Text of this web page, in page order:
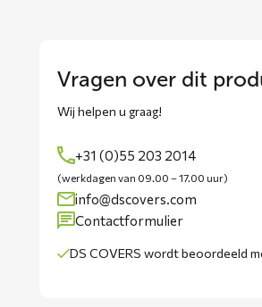
Vragen over dit
Wij helpen u graag!
+31 (0)55 203 2014
(werkdagen van 09.00 – 17.00 uur)
info@dscovers.com
Contactformulier
DS COVERS wordtbeoordeeld